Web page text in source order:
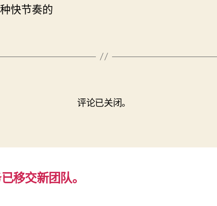
快节奏的
评论已关闭。
移交新团队。